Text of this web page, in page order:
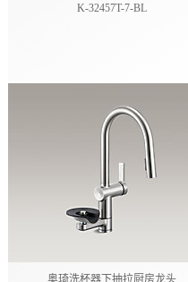
K-32457T-7-BL
奥琦洗杯器下抽拉厨房龙头